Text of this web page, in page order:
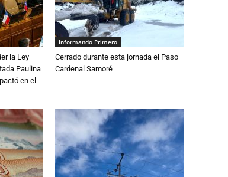
la Ley
Paulina
en el
Informando Primero
Cerrado durante esta jornada el Paso
Cardenal Samoré